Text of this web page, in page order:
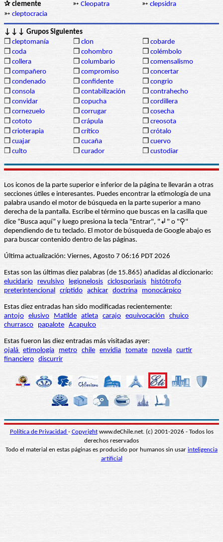
✰ clemente
➳ Cleopatra ➳ clepsidra
➳ cleptocracia
↓↓↓ Grupos Siguientes
❒ cleptomanía ❒ clon ❒ cobarde
❒ coda ❒ cohombro ❒ colémbolo
❒ collera ❒ columbario ❒ comensalismo
❒ compañero ❒ compromiso ❒ concertar
❒ condenado ❒ confidente ❒ congrio
❒ consola ❒ contabilización ❒ contrahecho
❒ convidar ❒ copucha ❒ cordillera
❒ cornezuelo ❒ corrugar ❒ cosecha
❒ cototo ❒ crápula ❒ creosota
❒ crioterapia ❒ crítico ❒ crótalo
❒ cuajar ❒ cucaña ❒ cuervo
❒ culto ❒ curador ❒ custodiar
Los iconos de la parte superior e inferior de la página te llevarán a otras
secciones útiles e interesantes. Puedes encontrar la etimología de una
palabra usando el motor de búsqueda en la parte superior a mano
derecha de la pantalla. Escribe el término que buscas en la casilla que
dice “Busca aquí” y luego presiona la tecla "Entrar", "↲" o "⚲"
dependiendo de tu teclado. El motor de búsqueda de Google abajo es
para buscar contenido dentro de las páginas.
Última actualización: Viernes, Agosto 7 06:16 PDT 2026
Estas son las últimas diez palabras (de 15.865) añadidas al diccionario:
elucidario
revulsivo legionelosis ciclosporiasis
histótrofo
preterintencional críptido achicar doctrina monocárpico
Estas diez entradas han sido modificadas recientemente:
antojo elusivo Matilde atleta carajo equivocación
chuico
churrasco
papalote Acapulco
Estas fueron las diez entradas más visitadas ayer:
ojalá etimología metro chile envidia tomate novela curtir
financiero discurrir
Política de Privacidad - Copyrightwww.deChile.net. (c) 2001-2026 - Todos los
derechos reservados
Todo el material en estas páginas es producido por humanos sin usar inteligencia
artificial